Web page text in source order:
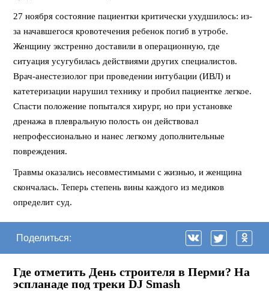
27 ноября состояние пациентки критически ухудшилось: из-
за начавшегося кровотечения ребенок погиб в утробе.
Женщину экстренно доставили в операционную, где
ситуация усугубилась действиями других специалистов.
Врач-анестезиолог при проведении интубации (ИВЛ) и
катетеризации нарушил технику и пробил пациентке легкое.
Спасти положение попытался хирург, но при установке
дренажа в плевральную полость он действовал
непрофессионально и нанес легкому дополнительные
повреждения.
Травмы оказались несовместимыми с жизнью, и женщина
скончалась. Теперь степень вины каждого из медиков
определит суд.
Поделиться:
Где отметить День строителя в Перми? На
эспланаде под треки DJ Smash